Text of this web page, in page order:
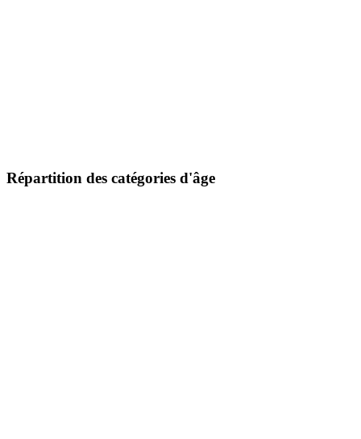
Répartition des catégories d'âge